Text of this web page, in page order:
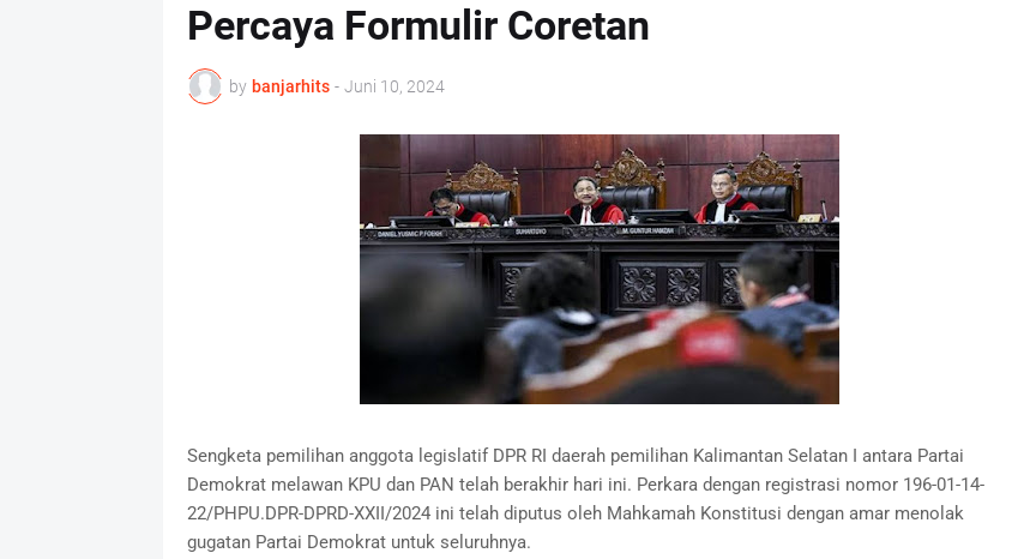
Percaya Formulir Coretan
by banjarhits - Juni 10, 2024
Sengketa pemilihan anggota legislatif DPR RI daerah pemilihan Kalimantan Selatan I antara Partai
Demokrat melawan KPU dan PAN telah berakhir hari ini. Perkara dengan registrasi nomor 196-01-14-
22/PHPU.DPR-DPRD-XXII/2024 ini telah diputus oleh Mahkamah Konstitusi dengan amar menolak
gugatan Partai Demokrat untuk seluruhnya.